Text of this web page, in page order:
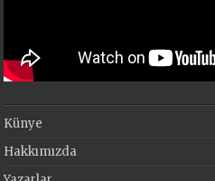
Künye
Hakkımızda